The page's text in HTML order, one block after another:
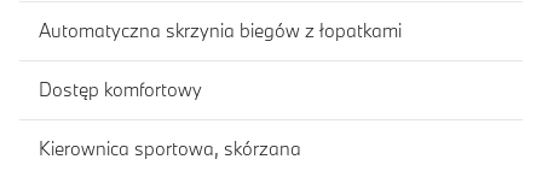
Automatyczna skrzynia biegów z łopatkami
Dostęp komfortowy
Kierownica sportowa, skórzana